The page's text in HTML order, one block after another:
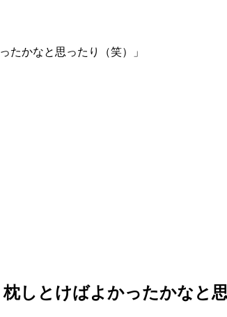
たかなと思ったり（笑）」
しとけばよかったかなと思